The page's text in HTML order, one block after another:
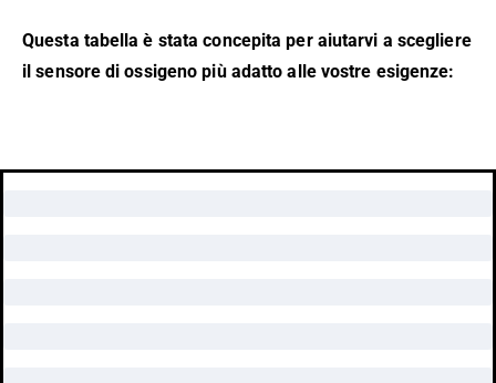
Questa tabella è stata concepita per aiutarvi a scegliere
il sensore di ossigeno più adatto alle vostre esigenze: